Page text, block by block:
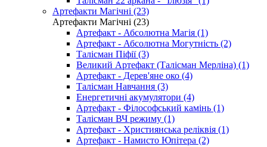
Артефакти Магічні (23)
Артефакти Магічні (23)
Артефакт - Абсолютна Магія (1)
Артефакт - Абсолютна Могутність (2)
Талісман Піфії (3)
Великий Артефакт (Талісман Мерліна) (1)
Артефакт - Дерев'яне око (4)
Талісман Навчання (3)
Енергетичні акумулятори (4)
Артефакт - Філософський камінь (1)
Талісман ВЧ режиму (1)
Артефакт - Християнська реліквія (1)
Артефакт - Намисто Юпітера (2)